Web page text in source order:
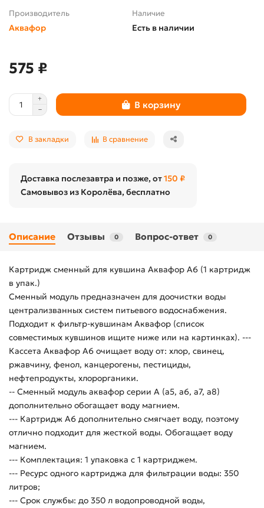
Производитель
Аквафор
Наличие
Есть в наличии
575 ₽
В корзину
В закладки В сравнение
Доставка послезавтра и позже, от150 ₽
Самовывоз из Королёва, бесплатно
Описание Отзывы 0 Вопрос-ответ 0
Картридж сменный для кувшина Аквафор A6 (1 картридж
в упак.)
Сменный модуль предназначен для доочистки воды
централизванных систем питьевого водоснабжения.
Подходит к фильтр-кувшинам Аквафор (список
совместимых кувшинов ищите ниже или на картинках). ---
Кассета Аквафор A6 очищает воду от: хлор, свинец,
ржавчину, фенол, канцерогены, пестициды,
нефтепродукты, хлорорганики.
-- Сменный модуль аквафор серии А (а5, а6, а7, а8)
дополнительно обогащает воду магнием.
--- Картридж А6 дополнительно смягчает воду, поэтому
отлично подходит для жесткой воды. Обогащает воду
магнием.
--- Комплектация: 1 упаковка с 1 картриджем.
--- Ресурс одного картриджа для фильтрации воды: 350
литров;
--- Срок службы: до 350 л водопроводной воды,